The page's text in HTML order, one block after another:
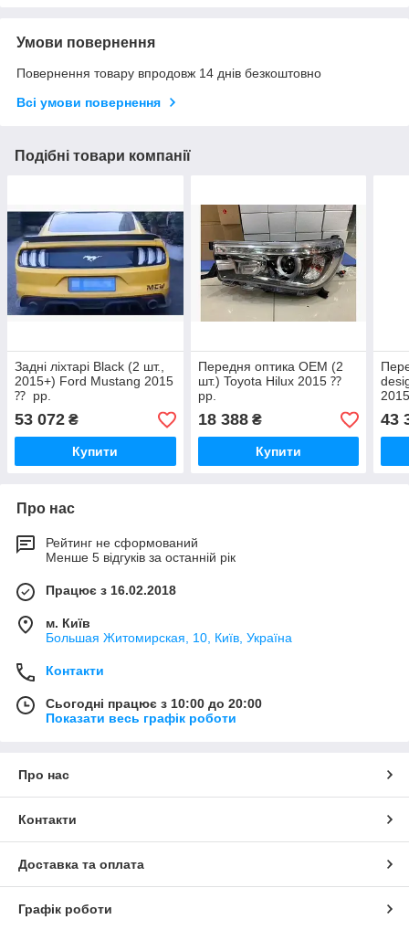
Умови повернення
Повернення товару впродовж 14 днів безкоштовно
Всі умови повернення
Подібні товари компанії
Задні ліхтарі Black (2 шт.,
2015+) Ford Mustang 2015
⁇ ︎ рр.
53 072 ₴
Купити
Передня оптика ОЕМ (2
шт.) Toyota Hilux 2015 ⁇
рр.
18 388₴
Купити
43
Про нас
Рейтинг не сформований
Менше 5 відгуків за останній рік
Працює з 16.02.2018
м. Київ
Большая Житомирская, 10, Київ, Україна
Контакти
Сьогодні працює з 10:00 до 20:00
Показати весь графік роботи
Про нас
Контакти
Доставка та оплата
Графік роботи